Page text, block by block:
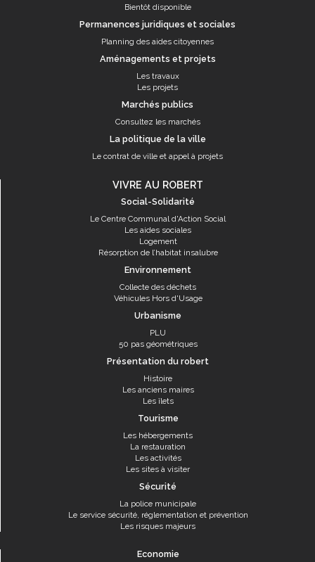
Bientôt disponible
Permanences juridiques et sociales
Planning des aides citoyennes
Aménagements et projets
Les travaux
Les projets
Marchés publics
Consultez les marchés
La politique de la ville
Le contrat de ville et appel à projets
VIVRE AU ROBERT
Social-Solidarité
Le Centre Communal d'Action Social
Les aides sociales
Logement
Résorption de l’habitat insalubre
Environnement
Collecte des déchets
Véhicules Hors d'Usage
Urbanisme
PLU
50 pas géométriques
Présentation du robert
Histoire
Les anciens maires
Les îlets
Tourisme
Les hébergements
La restauration
Les activités
Les sites à visiter
Sécurité
La police municipale
Le service sécurité, réglementation et prévention
Les risques majeurs
Economie